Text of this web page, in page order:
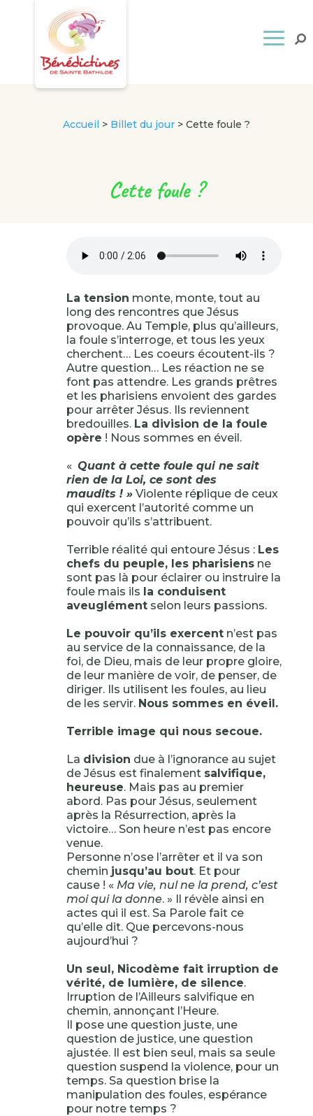
Accueil > Billet du jour> Cette foule ?
Cette foule ?
La tension monte, monte, tout au
long des rencontres que Jésus
provoque. Au Temple, plus qu’ailleurs,
la foule s’interroge, et tous les yeux
cherchent… Les coeurs écoutent-ils ?
Autre question… Les réaction ne se
font pas attendre. Les grands prêtres
et les pharisiens envoient des gardes
pour arrêter Jésus. Ils reviennent
bredouilles. La division de la foule
opère ! Nous sommes en éveil.
« Quant à cette foule qui ne sait
rien de la Loi, ce sont des
maudits ! » Violente réplique de ceux
qui exercent l’autorité comme un
pouvoir qu’ils s’attribuent.
Terrible réalité qui entoure Jésus : Les
chefs du peuple, les pharisiensne
sont pas là pour éclairer ou instruire la
foule mais ils la conduisent
aveuglémentselon leurs passions.
Le pouvoir qu’ils exercentn’est pas
au service de la connaissance, de la
foi, de Dieu, mais de leur propre gloire,
de leur manière de voir, de penser, de
diriger. Ils utilisent les foules, au lieu
de les servir. Nous sommes en éveil.
Terrible image qui nous secoue.
La division due à l’ignorance au sujet
de Jésus est finalement salvifique,
heureuse. Mais pas au premier
abord. Pas pour Jésus, seulement
après la Résurrection, après la
victoire… Son heure n’est pas encore
venue.
Personne n’ose l’arrêter et il va son
chemin jusqu’au bout. Et pour
cause ! « Ma vie, nul ne la prend, c’est
moi qui la donne. » Il révèle ainsi en
actes qui il est. Sa Parole fait ce
qu’elle dit. Que percevons-nous
aujourd’hui ?
Un seul, Nicodème fait irruption de
vérité, de lumière, de silence.
Irruption de l’Ailleurs salvifique en
chemin, annonçant l’Heure.
Il pose une question juste, une
question de justice, une question
ajustée. Il est bien seul, mais sa seule
question suspend la violence, pour un
temps. Sa question brise la
manipulation des foules, espérance
pour notre temps ?